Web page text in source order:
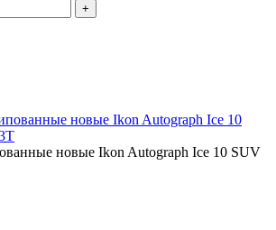
+
новые Ikon Autograph Ice 10 SUV